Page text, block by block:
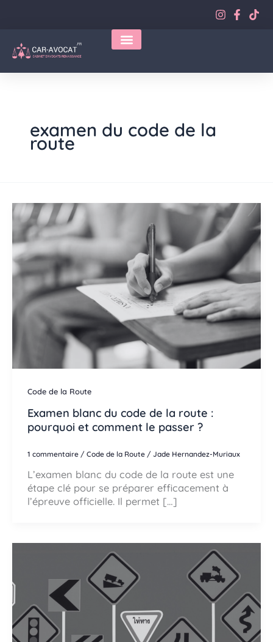
examen du code de la
route
Code de la Route
Examen blanc du code de la route :
pourquoi et comment le passer ?
1 commentaire / Code de la Route/ Jade Hernandez-Muriaux
L’examen blanc du code de la route est une
étape clé pour se préparer efficacement à
l’épreuve officielle. Il permet […]